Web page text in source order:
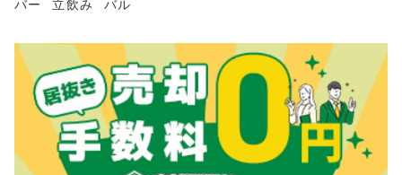
バー
立飲み バル